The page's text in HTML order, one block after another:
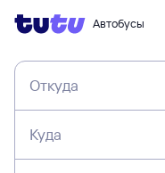
Автобусы
Откуда
Куда